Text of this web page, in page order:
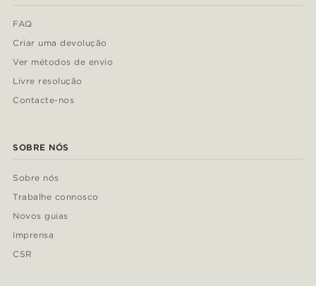
FAQ
Criar uma devolução
Ver métodos de envio
Livre resolução
Contacte-nos
SOBRE NÓS
Sobre nós
Trabalhe connosco
Novos guias
Imprensa
CSR